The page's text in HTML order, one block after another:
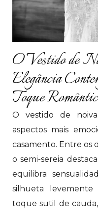
O Vestido de
Elegância
Toque
O vestido de
aspectos mais
casamento. Entre os
o semi-sereia
equilibra
silhueta
toque sutil de